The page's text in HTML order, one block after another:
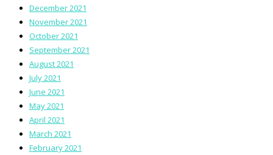
December 2021
November 2021
October 2021
September 2021
August 2021
July 2021
June 2021
May 2021
April 2021
March 2021
February 2021